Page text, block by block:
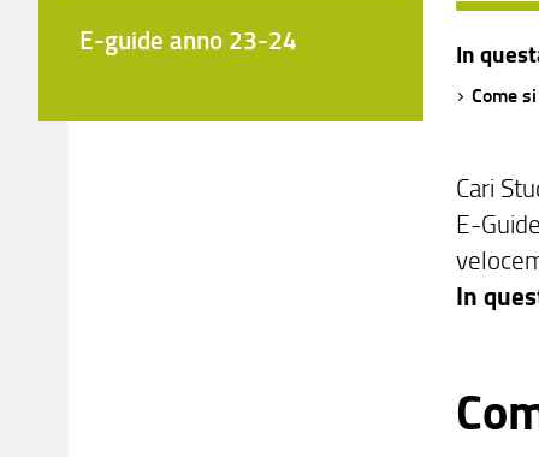
In
Come
Cari
E-
In
E-guide anno 23-24